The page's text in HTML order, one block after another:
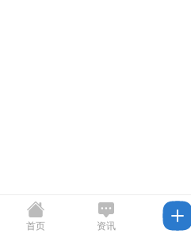
首页 资讯